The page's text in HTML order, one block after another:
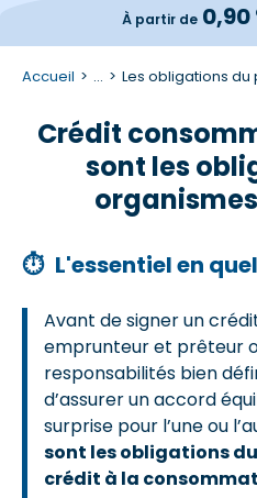
À partir de0,90
Accueil ... Les obligations
Crédit
sont les
⏱ L'essentiel en
Avant de signer un
emprunteur et prêteur
responsabilités bien
d’assurer un accord
surprise pour l’une ou
sont les obligations
crédit à la